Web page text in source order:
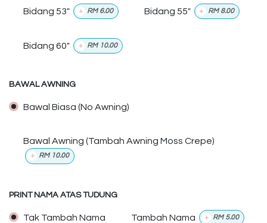
Bidang 53" + RM 6.00 Bidang 55" + RM 8.00
Bidang 60" + RM 10.00
BAWAL AWNING
Bawal Biasa (No Awning)
Bawal Awning (Tambah Awning Moss Crepe)
+ RM 10.00
PRINT NAMA ATAS TUDUNG
Tak Tambah Nama Tambah Nama + RM 5.00